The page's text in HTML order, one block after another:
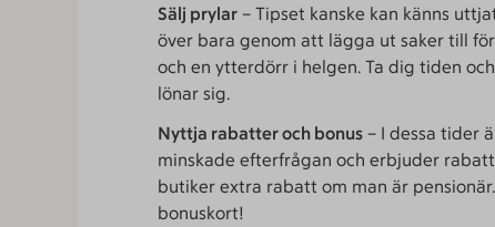
Sälj prylar – Tipset kanske kan känns
över bara genom att lägga ut saker till
och en ytterdörr i helgen. Ta dig tiden
lönar sig.
Nyttja rabatter och bonus – I dessa tider
minskade efterfrågan och erbjuder
butiker extra rabatt om man är
bonuskort!